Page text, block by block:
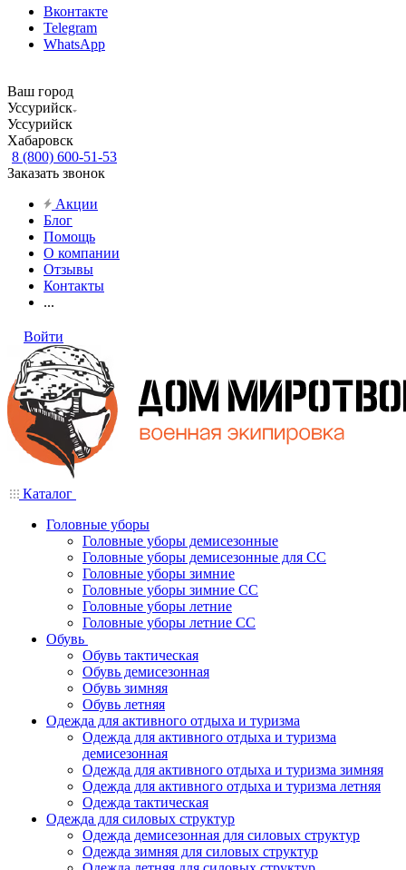
Вконтакте
Telegram
WhatsApp
Ваш город
Уссурийск
Уссурийск
Хабаровск
8 (800) 600-51-53
Заказать звонок
Акции
Блог
Помощь
О компании
Отзывы
Контакты
...
Войти
Каталог
Головные уборы
Головные уборы демисезонные
Головные уборы демисезонные для СС
Головные уборы зимние
Головные уборы зимние СС
Головные уборы летние
Головные уборы летние СС
Обувь
Обувь тактическая
Обувь демисезонная
Обувь зимняя
Обувь летняя
Одежда для активного отдыха и туризма
Одежда для активного отдыха и туризма
демисезонная
Одежда для активного отдыха и туризма зимняя
Одежда для активного отдыха и туризма летняя
Одежда тактическая
Одежда для силовых структур
Одежда демисезонная для силовых структур
Одежда зимняя для силовых структур